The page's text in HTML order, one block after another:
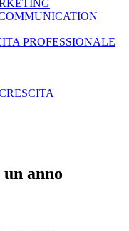
PROFESSIONALE
anno